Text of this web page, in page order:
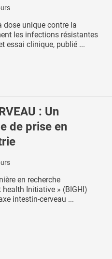
dose unique contre la
les infections résistantes
essai clinique, publié ...
: Un
de prise en
en recherche
Initiative » (BIGHI)
intestin-cerveau ...